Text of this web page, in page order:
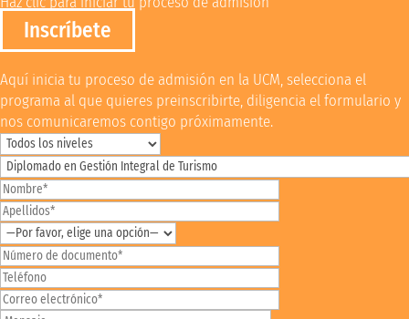
Inscríbete
Aquí inicia tu proceso de admisión en la UCM, selecciona el
programa al que quieres preinscribirte, diligencia el formulario y
nos comunicaremos contigo próximamente.